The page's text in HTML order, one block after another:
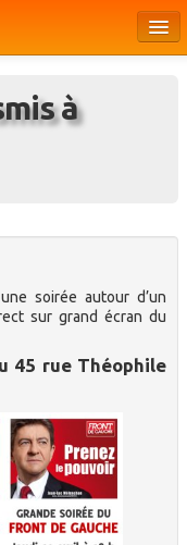
soirée autour d’un
sur grand écran du
45 rue Théophile